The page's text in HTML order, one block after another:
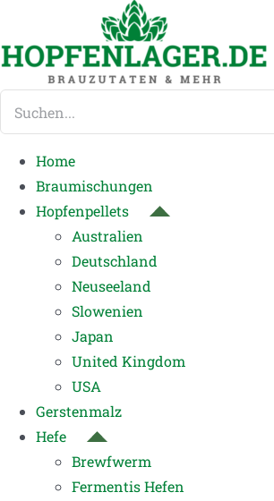
springen
Home
Braumischungen
Hopfenpellets
Australien
Deutschland
Neuseeland
Slowenien
Japan
United Kingdom
USA
Gerstenmalz
Hefe
Brewfwerm
Fermentis Hefen